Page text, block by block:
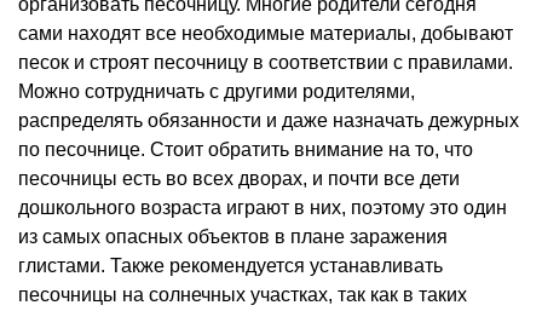
сами находят все необходимые материалы, добывают
песок и строят песочницу в соответствии с правилами.
Можно сотрудничать с другими родителями,
распределять обязанности и даже назначать дежурных
по песочнице. Стоит обратить внимание на то, что
песочницы есть во всех дворах, и почти все дети
дошкольного возраста играют в них, поэтому это один
из самых опасных объектов в плане заражения
глистами. Также рекомендуется устанавливать
песочницы на солнечных участках, так как в таких